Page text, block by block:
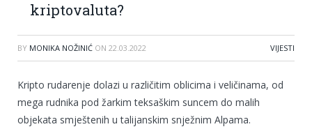
kriptovaluta?
BY MONIKA NOŽINIĆ ON 22.03.2022 VIJESTI
Kripto rudarenje dolazi u različitim oblicima i veličinama, od
mega rudnika pod žarkim teksaškim suncem do malih
objekata smještenih u talijanskim snježnim Alpama.